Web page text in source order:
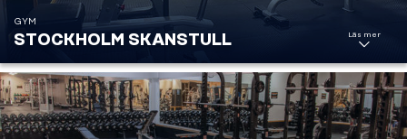
GYM
STOCKHOLM SKANSTULL Läs mer
Stockholm
Skanstull